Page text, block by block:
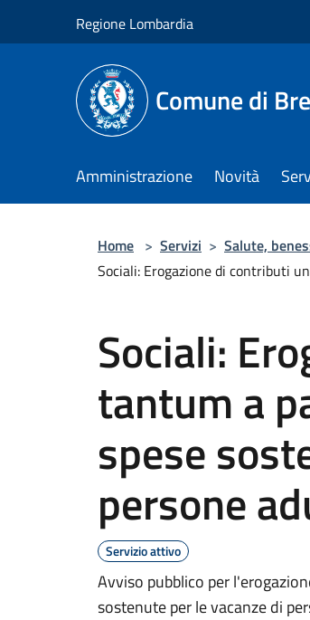
Regione Lombardia
Comune di
Amministrazione Novità
Home > Servizi > Salute,
Sociali: Erogazione di contributi
Sociali:
tantum a
spese
persone
Servizio attivo
Avviso pubblico per
sostenute per le vacanze di